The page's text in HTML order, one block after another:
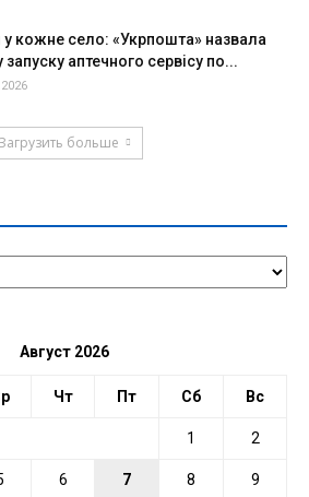
у кожне село: «Укрпошта» назвала
запуску аптечного сервісу по...
Загрузить больше
Август 2026
Чт Пт Сб Вс
1 2
6 7 8 9